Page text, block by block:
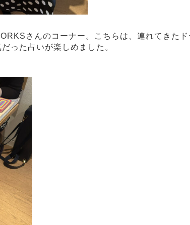
さんのコーナー。こちらは、連れてきた
った占いが楽しめました。